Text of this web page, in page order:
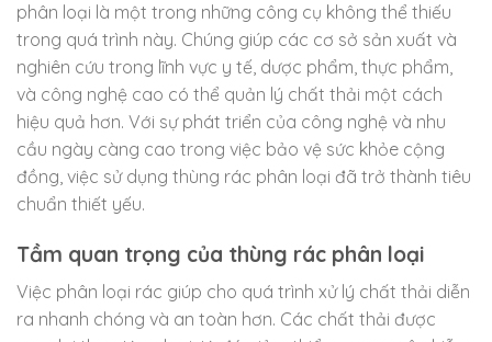
phân loại là một trong những công cụ không thể thiếu
trong quá trình này. Chúng giúp các cơ sở sản xuất và
nghiên cứu trong lĩnh vực y tế, dược phẩm, thực phẩm,
và công nghệ cao có thể quản lý chất thải một cách
hiệu quả hơn. Với sự phát triển của công nghệ và nhu
cầu ngày càng cao trong việc bảo vệ sức khỏe cộng
đồng, việc sử dụng thùng rác phân loại đã trở thành tiêu
chuẩn thiết yếu.
Tầm quan trọng của thùng rác phân loại
Việc phân loại rác giúp cho quá trình xử lý chất thải diễn
ra nhanh chóng và an toàn hơn. Các chất thải được